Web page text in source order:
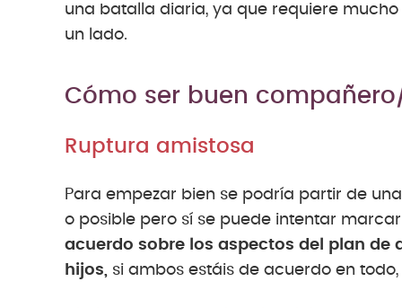
una batalla diaria, ya que requiere
un lado.
Cómo ser buen
Ruptura amistosa
Para empezar bien se podría partir de
o posible pero sí se puede intentar
acuerdo sobre los aspectos del plan de
hijos, si ambos estáis de acuerdo en